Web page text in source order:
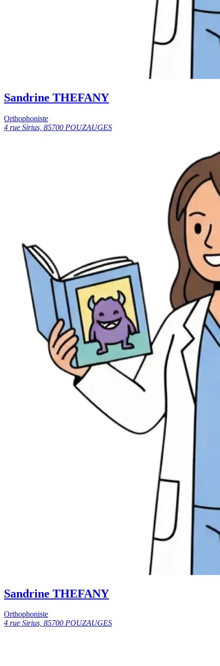
Sandrine THEFANY
Orthophoniste
4 rue Sirius, 85700 POUZAUGES
Sandrine THEFANY
Orthophoniste
4 rue Sirius, 85700 POUZAUGES